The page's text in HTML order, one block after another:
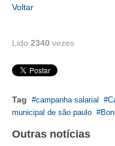
LEI 6.496/1977 – ART
PISO SALARIAL
FIQUE POR DENTRO
Voltar
Lido 2340 vezes
Tag campanha salarial
municipal de são paulo
Outras notícias